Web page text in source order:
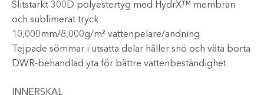
Slitstarkt 300D polyestertyg med HydrX™ membran
och sublimerat tryck
10,000mm/8,000g/m² vattenpelare/andning
Tejpade sömmar i utsatta delar håller snö och väta borta
DWR-behandlad yta för bättre vattenbeständighet
INNERSKAL